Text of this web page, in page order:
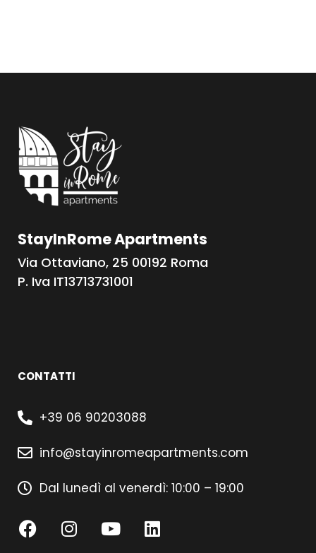
StayInRome Apartments
Via Ottaviano, 25 00192 Roma
P. Iva IT13713731001
CONTATTI
+39 06 90203088
info@stayinromeapartments.com
Dal lunedì al venerdì: 10:00 – 19:00